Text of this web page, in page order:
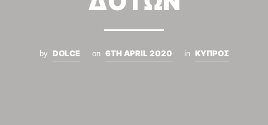
by DOLCE on 6TH APRIL 2020 in ΚΥΠΡΟΣ